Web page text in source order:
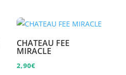
CHATEAU FEE
MIRACLE
2,90€